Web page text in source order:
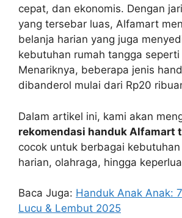
cepat, dan ekonomis. Dengan
yang tersebar luas, Alfamart
belanja harian yang juga
kebutuhan rumah tangga seperti
Menariknya, beberapa jenis
dibanderol mulai dari Rp20
Dalam artikel ini, kami akan
rekomendasi handuk Alfamart
cocok untuk berbagai
harian, olahraga, hingga
Baca Juga: Handuk Anak Anak:
Lucu & Lembut 2025